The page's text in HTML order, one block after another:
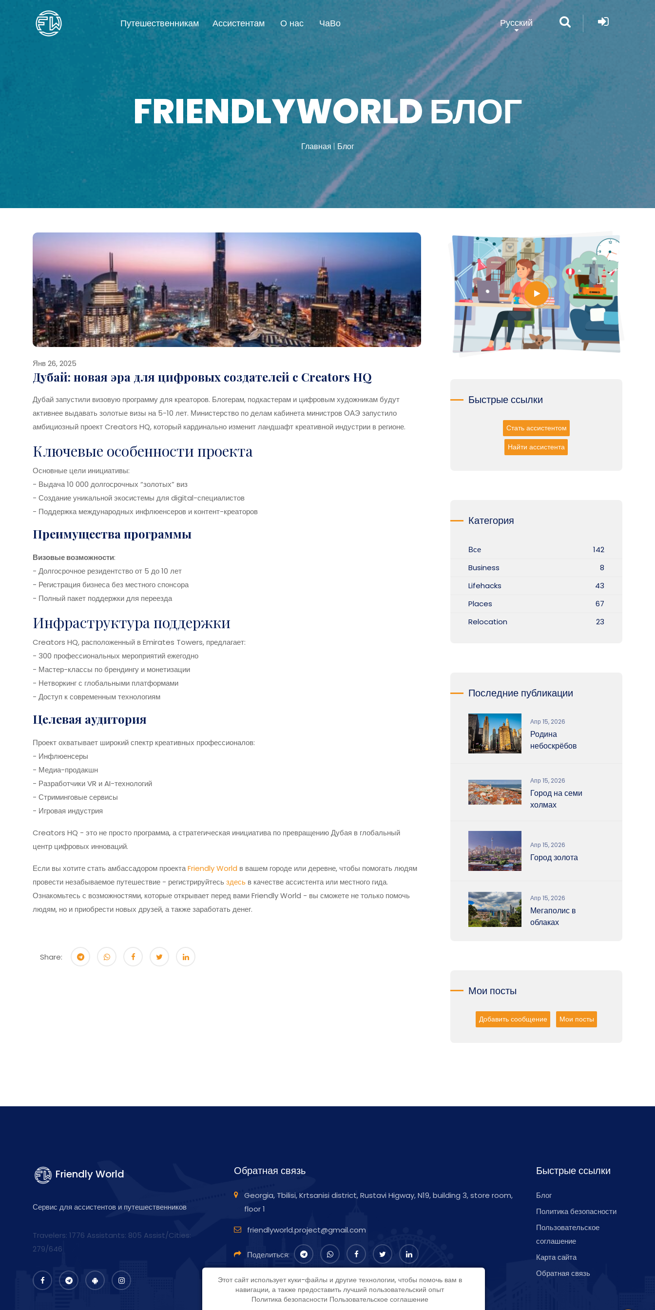
Путешественникам Ассистентам О нас ЧаВо Русский
FRIENDLYWORLD БЛОГ
Главная Блог
Янв 26, 2025
Дубай: новая эра для цифровых создателей с Creators HQ
Дубай запустили визовую программу для креаторов. Блогерам, подкастерам и цифровым художникам будут
активнее выдавать золотые визы на 5-10 лет. Министерство по делам кабинета министров ОАЭ запустило
амбициозный проект Creators HQ, который кардинально изменит ландшафт креативной индустрии в регионе.
Ключевые особенности проекта
Основные цели инициативы:
- Выдача 10 000 долгосрочных “золотых” виз
- Создание уникальной экосистемы для digital-специалистов
- Поддержка международных инфлюенсеров и контент-креаторов
Преимущества программы
Визовые возможности:
- Долгосрочное резидентство от 5 до 10 лет
- Регистрация бизнеса без местного спонсора
- Полный пакет поддержки для переезда
Инфраструктура поддержки
Creators HQ, расположенный в Emirates Towers, предлагает:
- 300 профессиональных мероприятий ежегодно
- Мастер-классы по брендингу и монетизации
- Нетворкинг с глобальными платформами
- Доступ к современным технологиям
Целевая аудитория
Проект охватывает широкий спектр креативных профессионалов:
- Инфлюенсеры
- Медиа-продакшн
- Разработчики VR и AI-технологий
- Стриминговые сервисы
- Игровая индустрия
Creators HQ - это не просто программа, а стратегическая инициатива по превращению Дубая в глобальный
центр цифровых инноваций.
Если вы хотите стать амбассадором проектаFriendly World в вашем городе или деревне, чтобы помогать людям
провести незабываемое путешествие - регистрируйтесьздесь в качестве ассистента или местного гида.
Ознакомьтесь с возможностями, которые открывает перед вами Friendly World - вы сможете не только помочь
людям, но и приобрести новых друзей, а также заработать денег.
Share:
Быстрые ссылки
Стать ассистентом
Найти ассистента
Категория
Все
142
Business
8
Lifehacks
43
Places
67
Relocation
23
Последние публикации
Апр 15, 2026
Родина
небоскрёбов
Апр 15, 2026
Город на семи
холмах
Апр 15, 2026
Город золота
Апр 15, 2026
Мегаполис в
облаках
Мои посты
Добавить сообщение Мои посты
Friendly World
Сервис для ассистентов и путешественников
Travelers: 1776 Assistants: 805 Assist/Cities:
279/646
Обратная связь
Georgia, Tbilisi, Krtsanisi district, Rustavi Higway, N19, building 3, store room,
floor 1
friendlyworld.project@gmail.com
Поделиться:
Быстрые ссылки
Блог
Политика безопасности
Пользовательское
соглашение
Карта сайта
Обратная связь
Этот сайт использует куки-файлы и другие технологии, чтобы помочь вам в
навигации, а также предоставить лучший пользовательский опыт
Политика безопасности Пользовательское соглашение